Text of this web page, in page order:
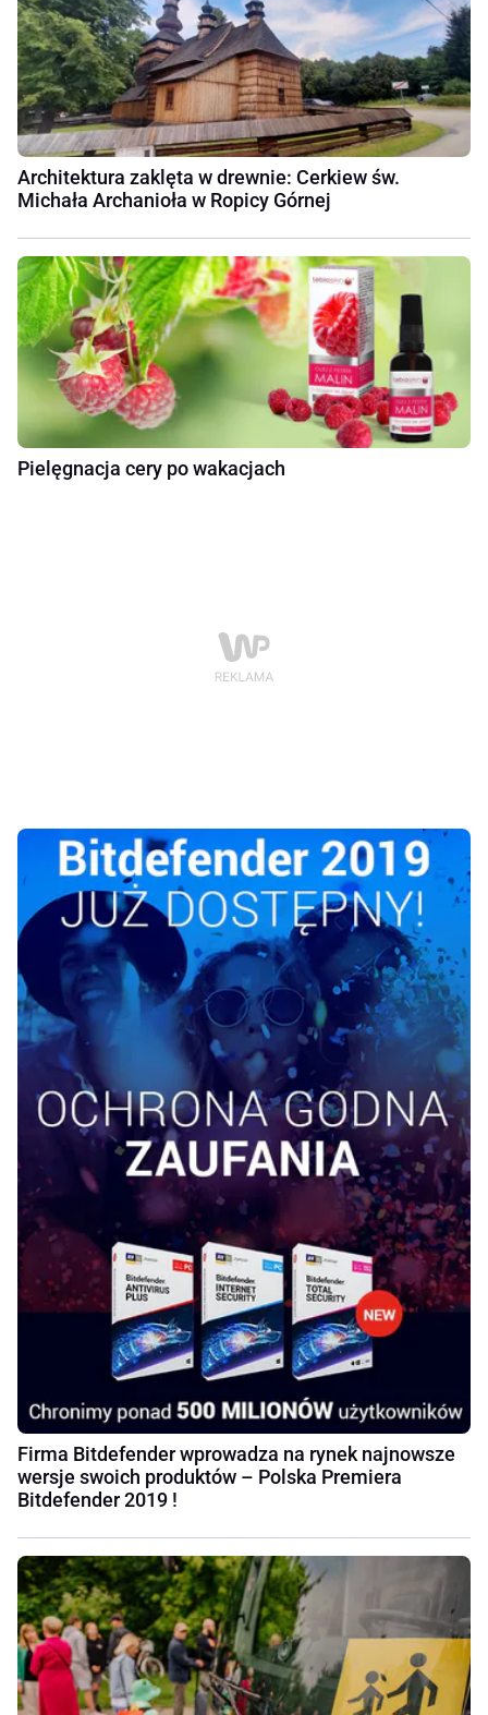
Architektura zaklęta w drewnie: Cerkiew św.
Michała Archanioła w Ropicy Górnej
Pielęgnacja cery po wakacjach
Firma Bitdefender wprowadza na rynek najnowsze
wersje swoich produktów – Polska Premiera
Bitdefender 2019 !